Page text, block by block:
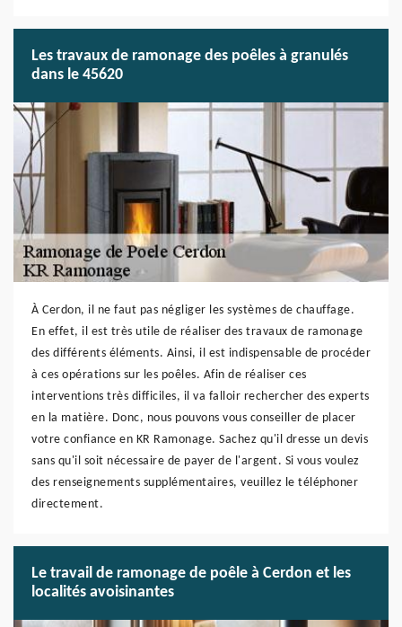
Les travaux de ramonage des poêles à granulés
dans le 45620
À Cerdon, il ne faut pas négliger les systèmes de chauffage.
En effet, il est très utile de réaliser des travaux de ramonage
des différents éléments. Ainsi, il est indispensable de procéder
à ces opérations sur les poêles. Afin de réaliser ces
interventions très difficiles, il va falloir rechercher des experts
en la matière. Donc, nous pouvons vous conseiller de placer
votre confiance en KR Ramonage. Sachez qu'il dresse un devis
sans qu'il soit nécessaire de payer de l'argent. Si vous voulez
des renseignements supplémentaires, veuillez le téléphoner
directement.
Le travail de ramonage de poêle à Cerdon et les
localités avoisinantes